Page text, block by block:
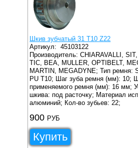
Шкив зубчатый 31 T10 Z22
Артикул:45103122
Производитель: CHIARAVALLI,
TIC, BEA, MULLER, OPTIBELT,
MARTIN, MEGADYNE; Тип ремня:
PU T10; Шаг зуба ремня (мм): 10;
применяемого ремня (мм): 16 мм;
шкива: под расточку; Материал
алюминий; Кол-во зубьев: 22;
900 РУБ
Купить